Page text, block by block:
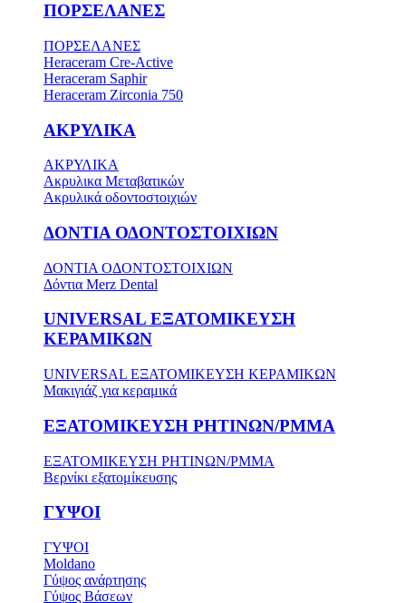
ΠΟΡΣΕΛΑΝΕΣ
ΠΟΡΣΕΛΑΝΕΣ
Heraceram Cre-Active
Heraceram Saphir
Heraceram Zirconia 750
ΑΚΡΥΛΙΚΑ
ΑΚΡΥΛΙΚΑ
Ακρυλικα Μεταβατικών
Ακρυλικά οδοντοστοιχιών
ΔΟΝΤΙΑ ΟΔΟΝΤΟΣΤΟΙΧΙΩΝ
ΔΟΝΤΙΑ ΟΔΟΝΤΟΣΤΟΙΧΙΩΝ
Δόντια Merz Dental
UNIVERSAL ΕΞΑΤΟΜΙΚΕΥΣΗ
ΚΕΡΑΜΙΚΩΝ
UNIVERSAL ΕΞΑΤΟΜΙΚΕΥΣΗ ΚΕΡΑΜΙΚΩΝ
Μακιγιάζ για κεραμικά
ΕΞΑΤΟΜΙΚΕΥΣΗ ΡΗΤΙΝΩΝ/PMMA
ΕΞΑΤΟΜΙΚΕΥΣΗ ΡΗΤΙΝΩΝ/PMMA
Βερνίκι εξατομίκευσης
ΓΥΨΟΙ
ΓΥΨΟΙ
Moldano
Γύψος ανάρτησης
Γύψος Βάσεων